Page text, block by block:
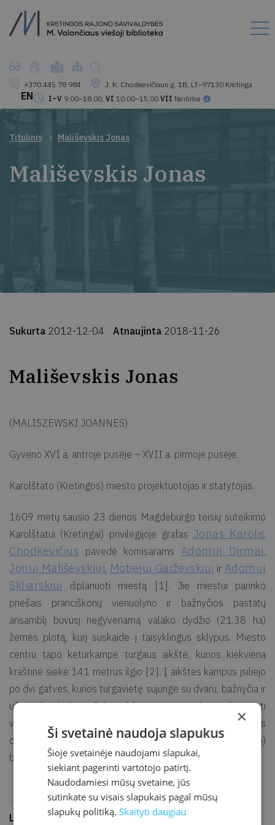
+370 445 78 984
J. K. Chodkevičiaus g. 1B, LT–97130 Kretinga
I–V 9.00–18.00, VI 10.00–15.00 VII Nedirba
EN
Titulinis Mališevskis Jonas
Mališevskis Jonas
Sukurta 2012-12-04 Atnaujinta 2018-11-26
Mališevskis Jonas
(MALISZEWSKI JOANNES)
Gyveno XVI a. antroje pusėje – XVII a. pirmoje pusėje.
Karolštato (Kretingos) miesto projektuotojas ir statytojas.
1609 metų sausio 23 dienos Magdeburgo teisių suteikimo
Karolštatui (Kretingai) privilegijoje grafas Jonas Karolis
Chodkevičius pavedė komisarams Adomui Dirmai,
Jonui Mališevskiui, Motiejui Gaiževskiui ir Adomui
Skliarskiui išplanuoti miestą [1]. Jie miestui parinko
priešais pranciškonų vienuolyno ir bažnyčios pastatų
ansamblį buvusį negyvenamą valako dydžio (21,38 ha)
žemės plotą, kurį suskaidė į taisyklingus sklypus. Miesto
centru tapo keturkampė turgaus aikštė, kurios kiekviena
kraštinė siekė 141 metrus ilgio [2]. Į aikštės kampus įsiliejo
po dvi gatves, kurios turgavietę sujungė su dvaru, bažnyčia ir
užmiesčio keliais. Palei aikštę ir gatves buvo išmatuoti
vienodo dydžio sklypai miestelėnų namams, o aikštės
centre parinkta vieta rotušei – miesto tarybos (magistrato)
būstinei [3].
Literatūra ir šaltiniai
×
Ši svetainė naudoja slapukus
Šioje svetainėje naudojami slapukai,
siekiant pagerinti vartotojo patirtį.
Naudodamiesi mūsų svetaine, jūs
sutinkate su visais slapukais pagal mūsų
slapukų politiką.Skaityti daugiau